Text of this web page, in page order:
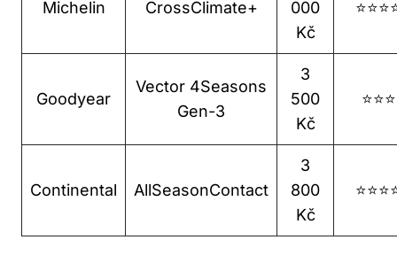
Michelin CrossClimate+
000
Kč
Goodyear
Vector 4Seasons
Gen-3
3
500
Kč
Continental AllSeasonContact
3
800
Kč